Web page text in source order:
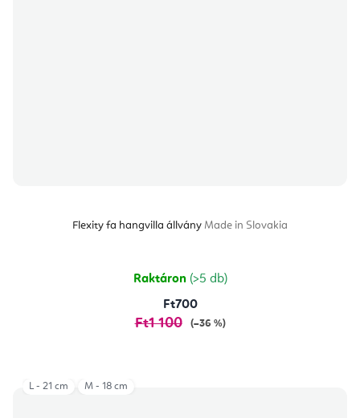
Flexity fa hangvilla állvány Made in Slovakia
Raktáron (>5 db)
Ft700
Ft1 100 (–36 %)
L - 21 cm M - 18 cm